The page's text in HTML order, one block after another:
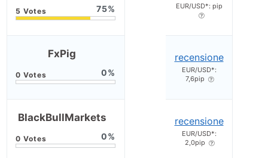
75 EUR/USD*: pip
FxPig
0
recensione
EUR/USD*:
7,6pip
BlackBullMarkets
0
recensione
EUR/USD*:
2,0pip